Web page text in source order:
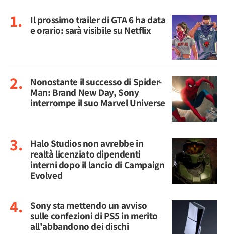
Il prossimo trailer di GTA 6 ha data
e orario: sarà visibile su Netflix
Nonostante il successo di Spider-
Man: Brand New Day, Sony
interrompe il suo Marvel Universe
Halo Studios non avrebbe in
realtà licenziato dipendenti
interni dopo il lancio di Campaign
Evolved
Sony sta mettendo un avviso
sulle confezioni di PS5 in merito
all'abbandono dei dischi